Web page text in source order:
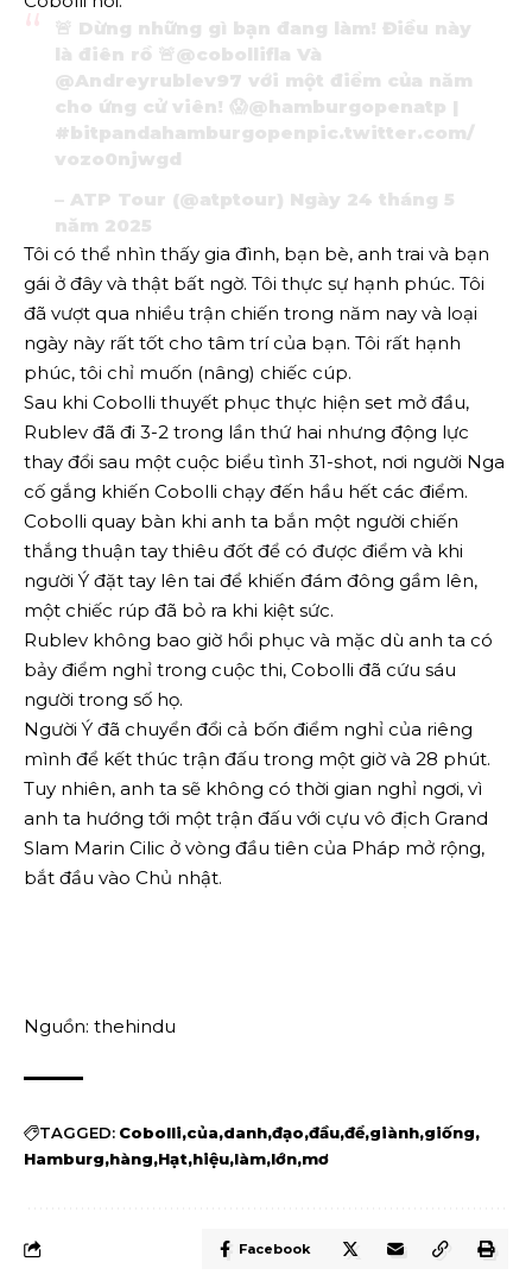
🚨 Dừng những gì bạn đang làm! Điều này
là điên rồ 🚨@cobollifla Và
@Andreyrublev97 với một điểm của năm
cho ứng cử viên! 😱@hamburgopenatp |
#bitpandahamburgopenpic.twitter.com/
vozo0njwgd
– ATP Tour (@atptour) Ngày 24 tháng 5
năm 2025
Tôi có thể nhìn thấy gia đình, bạn bè, anh trai và bạn
gái ở đây và thật bất ngờ. Tôi thực sự hạnh phúc. Tôi
đã vượt qua nhiều trận chiến trong năm nay và loại
ngày này rất tốt cho tâm trí của bạn. Tôi rất hạnh
phúc, tôi chỉ muốn (nâng) chiếc cúp.
Sau khi Cobolli thuyết phục thực hiện set mở đầu,
Rublev đã đi 3-2 trong lần thứ hai nhưng động lực
thay đổi sau một cuộc biểu tình 31-shot, nơi người Nga
cố gắng khiến Cobolli chạy đến hầu hết các điểm.
Cobolli quay bàn khi anh ta bắn một người chiến
thắng thuận tay thiêu đốt để có được điểm và khi
người Ý đặt tay lên tai để khiến đám đông gầm lên,
một chiếc rúp đã bỏ ra khi kiệt sức.
Rublev không bao giờ hồi phục và mặc dù anh ta có
bảy điểm nghỉ trong cuộc thi, Cobolli đã cứu sáu
người trong số họ.
Người Ý đã chuyển đổi cả bốn điểm nghỉ của riêng
mình để kết thúc trận đấu trong một giờ và 28 phút.
Tuy nhiên, anh ta sẽ không có thời gian nghỉ ngơi, vì
anh ta hướng tới một trận đấu với cựu vô địch Grand
Slam Marin Cilic ở vòng đầu tiên của Pháp mở rộng,
bắt đầu vào Chủ nhật.
Nguồn: thehindu
TAGGED: Cobolli của danh đạo đầu để giành giống
Hamburg hàng Hạt hiệu làm lớn mơ
Facebook